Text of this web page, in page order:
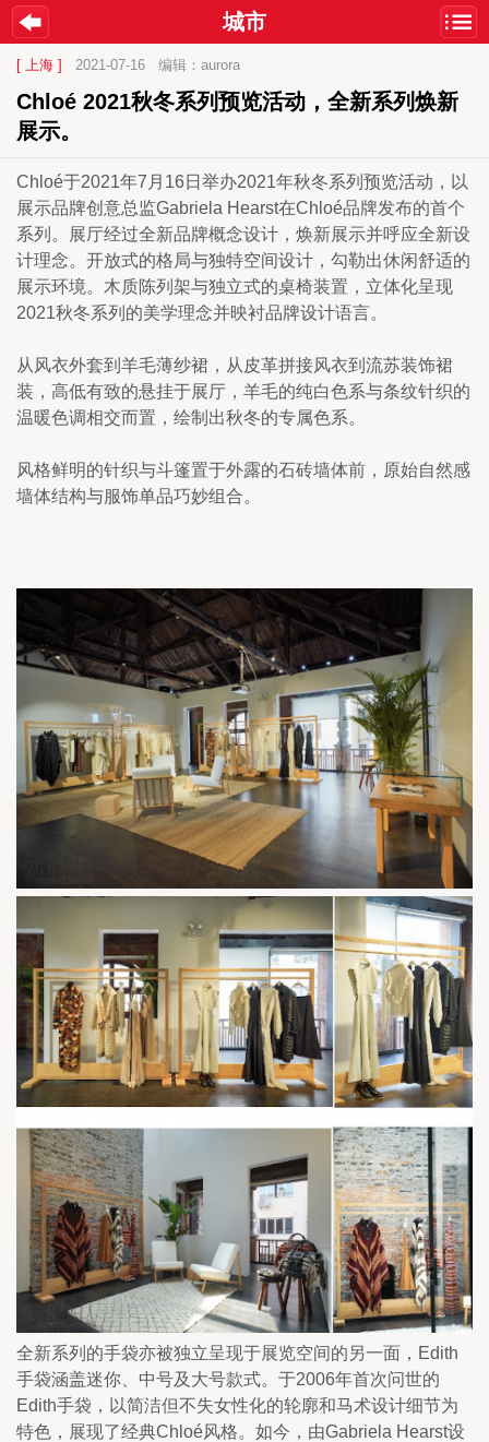
城市
[ 上海 ] 2021-07-16 编辑：aurora
Chloé 2021秋冬系列预览活动，全新系列焕新
展示。
Chloé于2021年7月16日举办2021年秋冬系列预览活动，以
展示品牌创意总监Gabriela Hearst在Chloé品牌发布的首个
系列。展厅经过全新品牌概念设计，焕新展示并呼应全新设
计理念。开放式的格局与独特空间设计，勾勒出休闲舒适的
展示环境。木质陈列架与独立式的桌椅装置，立体化呈现
2021秋冬系列的美学理念并映衬品牌设计语言。
从风衣外套到羊毛薄纱裙，从皮革拼接风衣到流苏装饰裙
装，高低有致的悬挂于展厅，羊毛的纯白色系与条纹针织的
温暖色调相交而置，绘制出秋冬的专属色系。
风格鲜明的针织与斗篷置于外露的石砖墙体前，原始自然感
墙体结构与服饰单品巧妙组合。
全新系列的手袋亦被独立呈现于展览空间的另一面，Edith
手袋涵盖迷你、中号及大号款式。于2006年首次问世的
Edith手袋，以简洁但不失女性化的轮廓和马术设计细节为
特色，展现了经典Chloé风格。如今，由Gabriela Hearst设